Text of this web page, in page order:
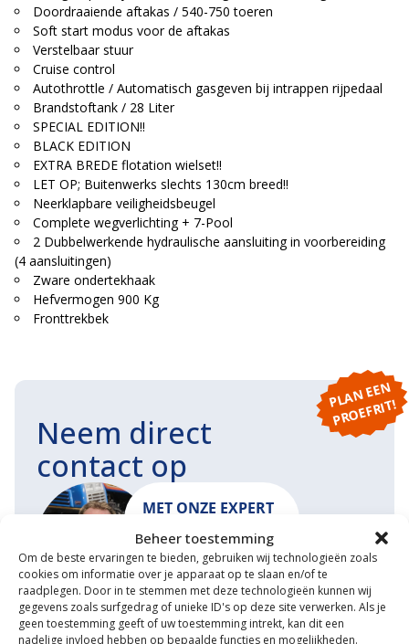
Beheer toestemming
Om de beste ervaringen te bieden, gebruiken wij technologieën zoals
cookies om informatie over je apparaat op te slaan en/of te
raadplegen. Door in te stemmen met deze technologieën kunnen wij
gegevens zoals surfgedrag of unieke ID's op deze site verwerken. Als je
geen toestemming geeft of uw toestemming intrekt, kan dit een
nadelige invloed hebben op bepaalde functies en mogelijkheden.
Doordraaiende aftakas / 540-750 toeren
Soft start modus voor de aftakas
Verstelbaar stuur
Cruise control
Autothrottle / Automatisch gasgeven bij intrappen rijpedaal
Brandstoftank / 28 Liter
SPECIAL EDITION!!
BLACK EDITION
EXTRA BREDE flotation wielset!!
LET OP; Buitenwerks slechts 130cm breed!!
Neerklapbare veiligheidsbeugel
Complete wegverlichting + 7-Pool
2 Dubbelwerkende hydraulische aansluiting in voorbereiding
(4 aansluitingen)
Zware ondertekhaak
Hefvermogen 900 Kg
Fronttrekbek
P
L
A
N
E
E
N
P
R
O
E
F
RI
T!
Neem direct
contact op
MET ONZE EXPERT
MATHIJS
START EEN GESPREK MAIL ONS